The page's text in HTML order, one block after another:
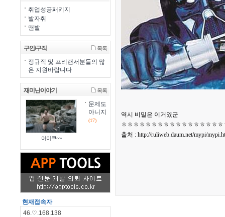
취업성공패키지
발자취
맨발
구인/구직 목록
정규직 및 프리랜서분들의 많
은 지원바랍니다
재미난이야기 목록
어이쿠~~
문제도
아니지
(17)
현재접속자
46.♡.168.138
역시 비밀은 이거였군
ㅎㅎㅎㅎㅎㅎㅎㅎㅎㅎㅎㅎㅎㅎㅎㅎㅎ
출처 : http://ruliweb.daum.net/mypi/